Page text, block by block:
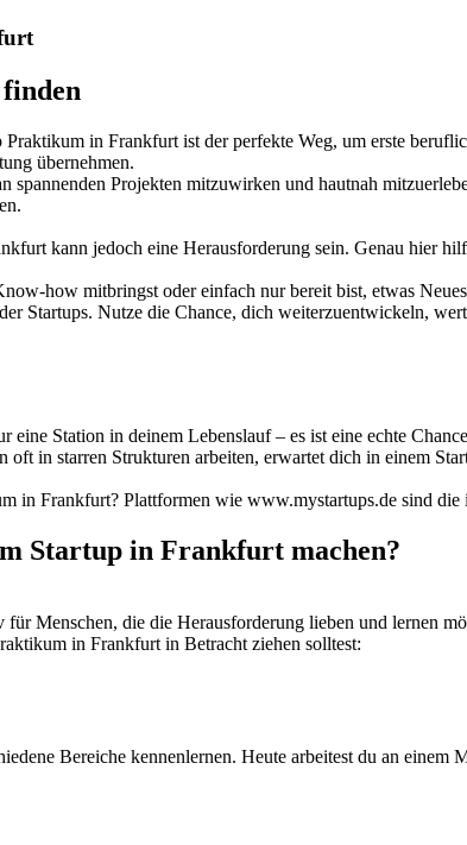
in Frankfurt ist der perfekte Weg, um erste
übernehmen.
spannenden Projekten mitzuwirken und hautnah
kann jedoch eine Herausforderung sein. Genau hier
how mitbringst oder einfach nur bereit bist, etwas
Startups. Nutze die Chance, dich weiterzuentwickeln,
Station in deinem Lebenslauf – es ist eine echte
oft in starren Strukturen arbeiten, erwartet dich in einem
in Frankfurt? Plattformen wie www.mystartups.de sind
Startup in Frankfurt machen?
Menschen, die die Herausforderung lieben und lernen
in Frankfurt in Betracht ziehen solltest:
Bereiche kennenlernen. Heute arbeitest du an